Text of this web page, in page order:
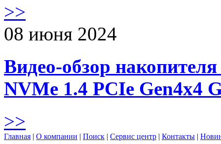
>>
08 июня 2024
Видео-обзор
NVMe 1.4 PCIe Gen4х4
>>
Главная | О компании | Поиск | Сервис центр | Контакты |